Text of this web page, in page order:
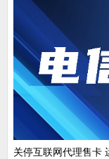
关停互联网代理售卡